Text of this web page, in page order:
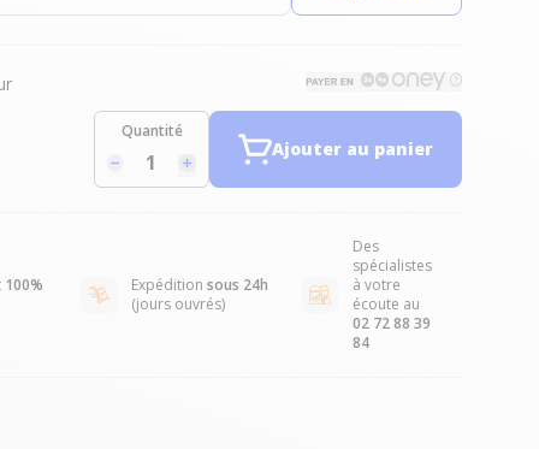
Quantité
Ajouter au panier
100%
Expédition sous 24h
(jours ouvrés)
Des
spécialistes
à votre
écoute au
02 72 88 39
84